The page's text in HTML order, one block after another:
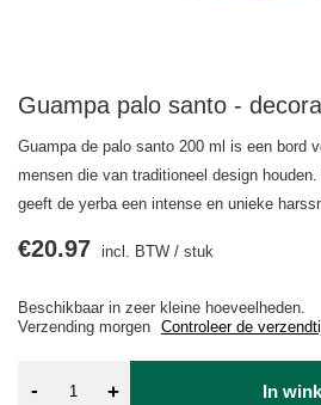
Guampa palo santo -
Guampa de palo santo 200 ml is een bord
mensen die van traditioneel design
geeft de yerba een intense en unieke
Beschikbaar in zeer kleine hoeveelheden
Verzending morgen Controleer de
€20.97 incl. BTW / stuk
- + In